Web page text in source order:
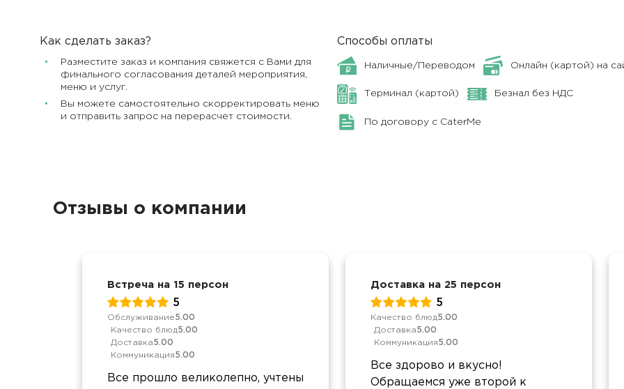
Как сделать заказ?
Разместите заказ и компания свяжется с Вами для
финального согласования деталей мероприятия,
меню и услуг.
Вы можете самостоятельно скорректировать меню
и отправить запрос на перерасчет стоимости.
Способы оплаты
Наличные/Переводом Онлайн (картой) на
Терминал (картой) Безнал без НДС
По договору с CaterMe
Отзывы о компании
Встреча на 15 персон
5
Обслуживание5.00
Качество блюд5.00
Доставка5.00
Коммуникация5.00
Все прошло великолепно, учтены
Доставка на 25 персон
5
Качество блюд5.00
Доставка5.00
Коммуникация5.00
Все здорово и вкусно!
Обращаемся уже второй к